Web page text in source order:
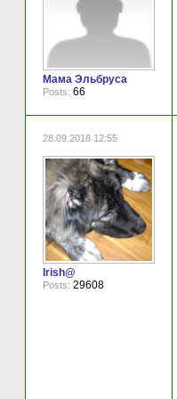
Мама Эльбруса
Posts: 66
28.09.2018 12:55
Irish@
Posts: 29608